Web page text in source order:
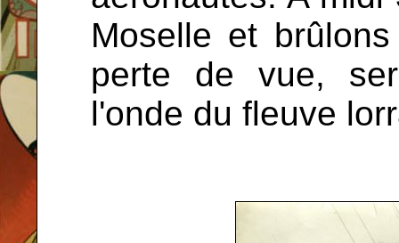
Moselle et
perte de vue,
l'onde du fleuve